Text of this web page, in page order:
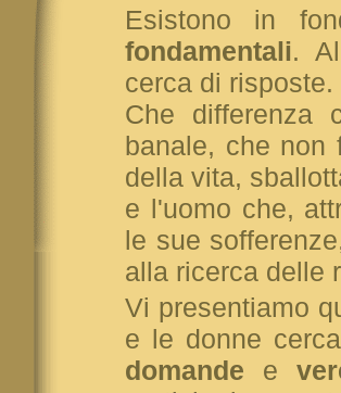
Esistono in
fondamentali.
cerca di risposte.
Che differenza
banale, che non
della vita,
e l'uomo che,
le sue
alla ricerca delle
Vi presentiamo
e le donne
domande e